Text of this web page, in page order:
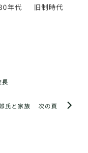
年代
旧制時代
長
次の頁
氏と家族